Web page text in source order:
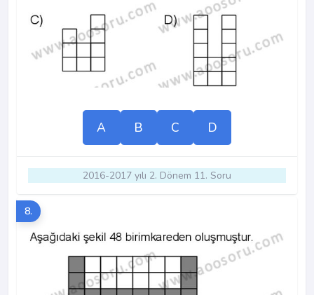
A B C D
2016-2017 yılı 2. Dönem 11. Soru
8.